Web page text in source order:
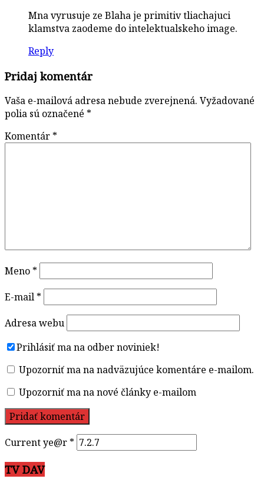
Mna vyrusuje ze Blaha je primitiv tliachajuci
klamstva zaodeme do intelektualskeho image.
Reply
Pridaj komentár
Vaša e-mailová adresa nebude zverejnená. Vyžadované
polia sú označené *
Komentár *
Meno *
E-mail *
Adresa webu
Prihlásiť ma na odber noviniek!
Upozorniť ma na nadväzujúce komentáre e-mailom.
Upozorniť ma na nové články e-mailom
Current ye@r *
TV DAV